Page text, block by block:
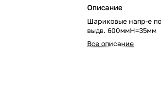
Описание
Шариковые напр-е
выдв. 600ммН=35мм
Все описание